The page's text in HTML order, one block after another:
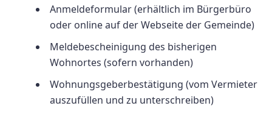
Anmeldeformular (erhältlich im Bürgerbüro
oder online auf der Webseite der Gemeinde)
Meldebescheinigung des bisherigen
Wohnortes (sofern vorhanden)
Wohnungsgeberbestätigung (vom Vermieter
auszufüllen und zu unterschreiben)